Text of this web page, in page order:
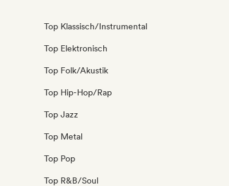
Top Klassisch/Instrumental
Top Elektronisch
Top Folk/Akustik
Top Hip-Hop/Rap
Top Jazz
Top Metal
Top Pop
Top R&B/Soul